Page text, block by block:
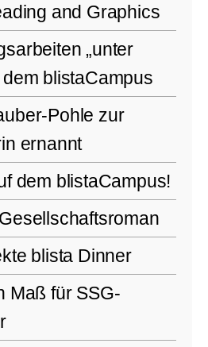
and Graphics
„unter
dem blistaCampus
Pohle zur
ernannt
dem blistaCampus!
blista Dinner
Maß für SSG-